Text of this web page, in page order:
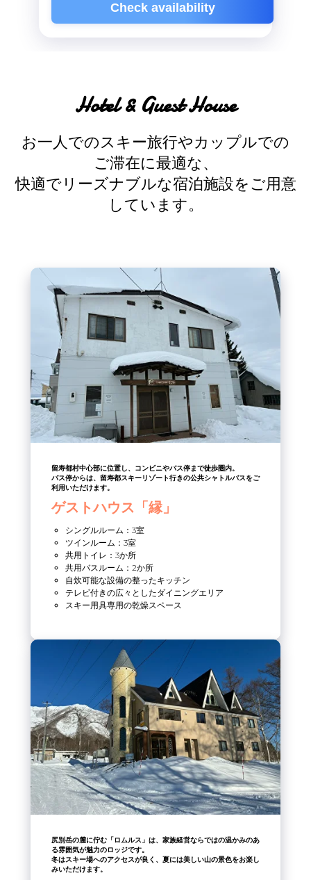
Check availability
Hotel & Guest House
お一人でのスキー旅行やカップルでの
ご滞在に最適な、
快適でリーズナブルな宿泊施設をご用意
しています。
留寿都村中心部に位置し、コンビニやバス停まで徒歩圏内。
バス停からは、留寿都スキーリゾート行きの公共シャトルバスをご
利用いただけます。
ゲストハウス「縁」
シングルルーム：3室
ツインルーム：3室
共用トイレ：3か所
共用バスルーム：2か所
自炊可能な設備の整ったキッチン
テレビ付きの広々としたダイニングエリア
スキー用具専用の乾燥スペース
尻別岳の麓に佇む「ロムルス」は、家族経営ならではの温かみのあ
る雰囲気が魅力のロッジです。
冬はスキー場へのアクセスが良く、夏には美しい山の景色をお楽し
みいただけます。